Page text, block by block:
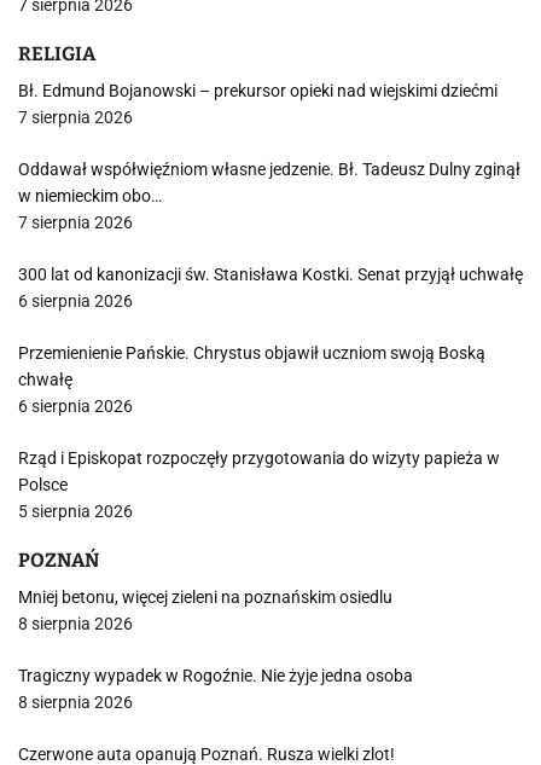
7 sierpnia 2026
RELIGIA
Bł. Edmund Bojanowski – prekursor opieki nad wiejskimi dziećmi
7 sierpnia 2026
Oddawał współwięźniom własne jedzenie. Bł. Tadeusz Dulny zginął
w niemieckim obo…
7 sierpnia 2026
300 lat od kanonizacji św. Stanisława Kostki. Senat przyjął uchwałę
6 sierpnia 2026
Przemienienie Pańskie. Chrystus objawił uczniom swoją Boską
chwałę
6 sierpnia 2026
Rząd i Episkopat rozpoczęły przygotowania do wizyty papieża w
Polsce
5 sierpnia 2026
POZNAŃ
Mniej betonu, więcej zieleni na poznańskim osiedlu
8 sierpnia 2026
Tragiczny wypadek w Rogoźnie. Nie żyje jedna osoba
8 sierpnia 2026
Czerwone auta opanują Poznań. Rusza wielki zlot!